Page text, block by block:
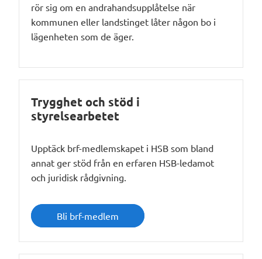
rör sig om en andrahandsupplåtelse när
kommunen eller landstinget låter någon bo i
lägenheten som de äger.
Trygghet och stöd i
styrelsearbetet
Upptäck brf-medlemskapet i HSB som bland
annat ger stöd från en erfaren HSB-ledamot
och juridisk rådgivning.
Bli brf-medlem